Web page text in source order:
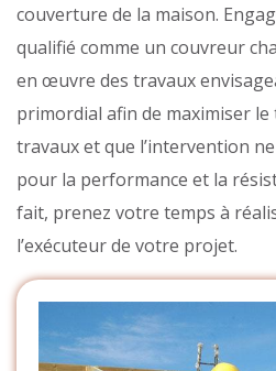
couverture de la maison.
qualifié comme un couvreur
en œuvre des travaux
primordial afin de maximiser le
travaux et que l’intervention
pour la performance et la
fait, prenez votre temps à
l’exécuteur de votre projet.